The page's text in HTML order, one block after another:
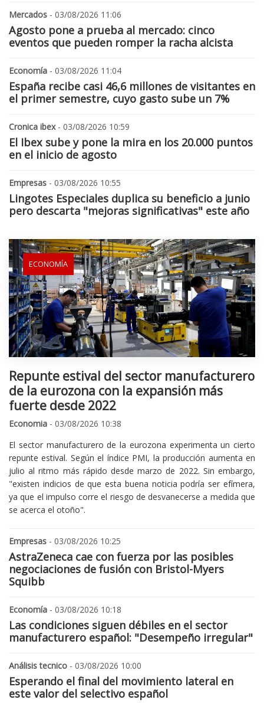
Mercados - 03/08/2026 11:06
Agosto pone a prueba al mercado: cinco
eventos que pueden romper la racha alcista
Economía - 03/08/2026 11:04
España recibe casi 46,6 millones de visitantes en
el primer semestre, cuyo gasto sube un 7%
Cronica ibex- 03/08/2026 10:59
El Ibex sube y pone la mira en los 20.000 puntos
en el inicio de agosto
Empresas - 03/08/2026 10:55
Lingotes Especiales duplica su beneficio a junio
pero descarta "mejoras significativas" este año
ECONOMÍA
Repunte estival del sector manufacturero
de la eurozona con la expansión más
fuerte desde 2022
Economia - 03/08/2026 10:38
El sector manufacturero de la eurozona experimenta un cierto
repunte estival. Según el índice PMI, la producción aumenta en
julio al ritmo más rápido desde marzo de 2022. Sin embargo,
"existen indicios de que esta buena noticia podría ser efímera,
ya que el impulso corre el riesgo de desvanecerse a medida que
se acerca el otoño".
Empresas - 03/08/2026 10:25
AstraZeneca cae con fuerza por las posibles
negociaciones de fusión con Bristol-Myers
Squibb
Economía - 03/08/2026 10:18
Las condiciones siguen débiles en el sector
manufacturero español: "Desempeño irregular"
Análisis tecnico - 03/08/2026 10:00
Esperando el final del movimiento lateral en
este valor del selectivo español